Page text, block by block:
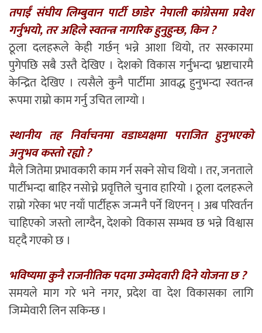
तपाईं संघीय लिम्बुवान पार्टी छाडेर नेपाली कांग्रेसमा प्रवेश
गर्नुभयो, तर अहिले स्वतन्त्र नागरिक हुनुहुन्छ, किन ?
ठूला दलहरूले केही गर्छन् भन्ने आशा थियो, तर सरकारमा
पुगेपछि सबै उस्तै देखिए । देशको विकास गर्नुभन्दा भ्रष्टाचारमै
केन्द्रित देखिए । त्यसैले कुनै पार्टीमा आवद्ध हुनुभन्दा स्वतन्त्र
रूपमा राम्रो काम गर्नु उचित लाग्यो ।
स्थानीय तह निर्वाचनमा वडाध्यक्षमा पराजित हुनुभएको
अनुभव कस्तो रह्यो ?
मैले जितेमा प्रभावकारी काम गर्न सक्ने सोच थियो । तर, जनताले
पार्टीभन्दा बाहिर नसोच्ने प्रवृत्तिले चुनाव हारियो । ठूला दलहरूले
राम्रो गरेका भए नयाँ पार्टीहरू जन्मनै पर्ने थिएनन् । अब परिवर्तन
चाहिएको जस्तो लाग्दैन, देशको विकास सम्भव छ भन्ने विश्वास
घट्दै गएको छ ।
भविष्यमा कुनै राजनीतिक पदमा उम्मेदवारी दिने योजना छ ?
समयले माग गरे भने नगर, प्रदेश वा देश विकासका लागि
जिम्मेवारी लिन सकिन्छ ।